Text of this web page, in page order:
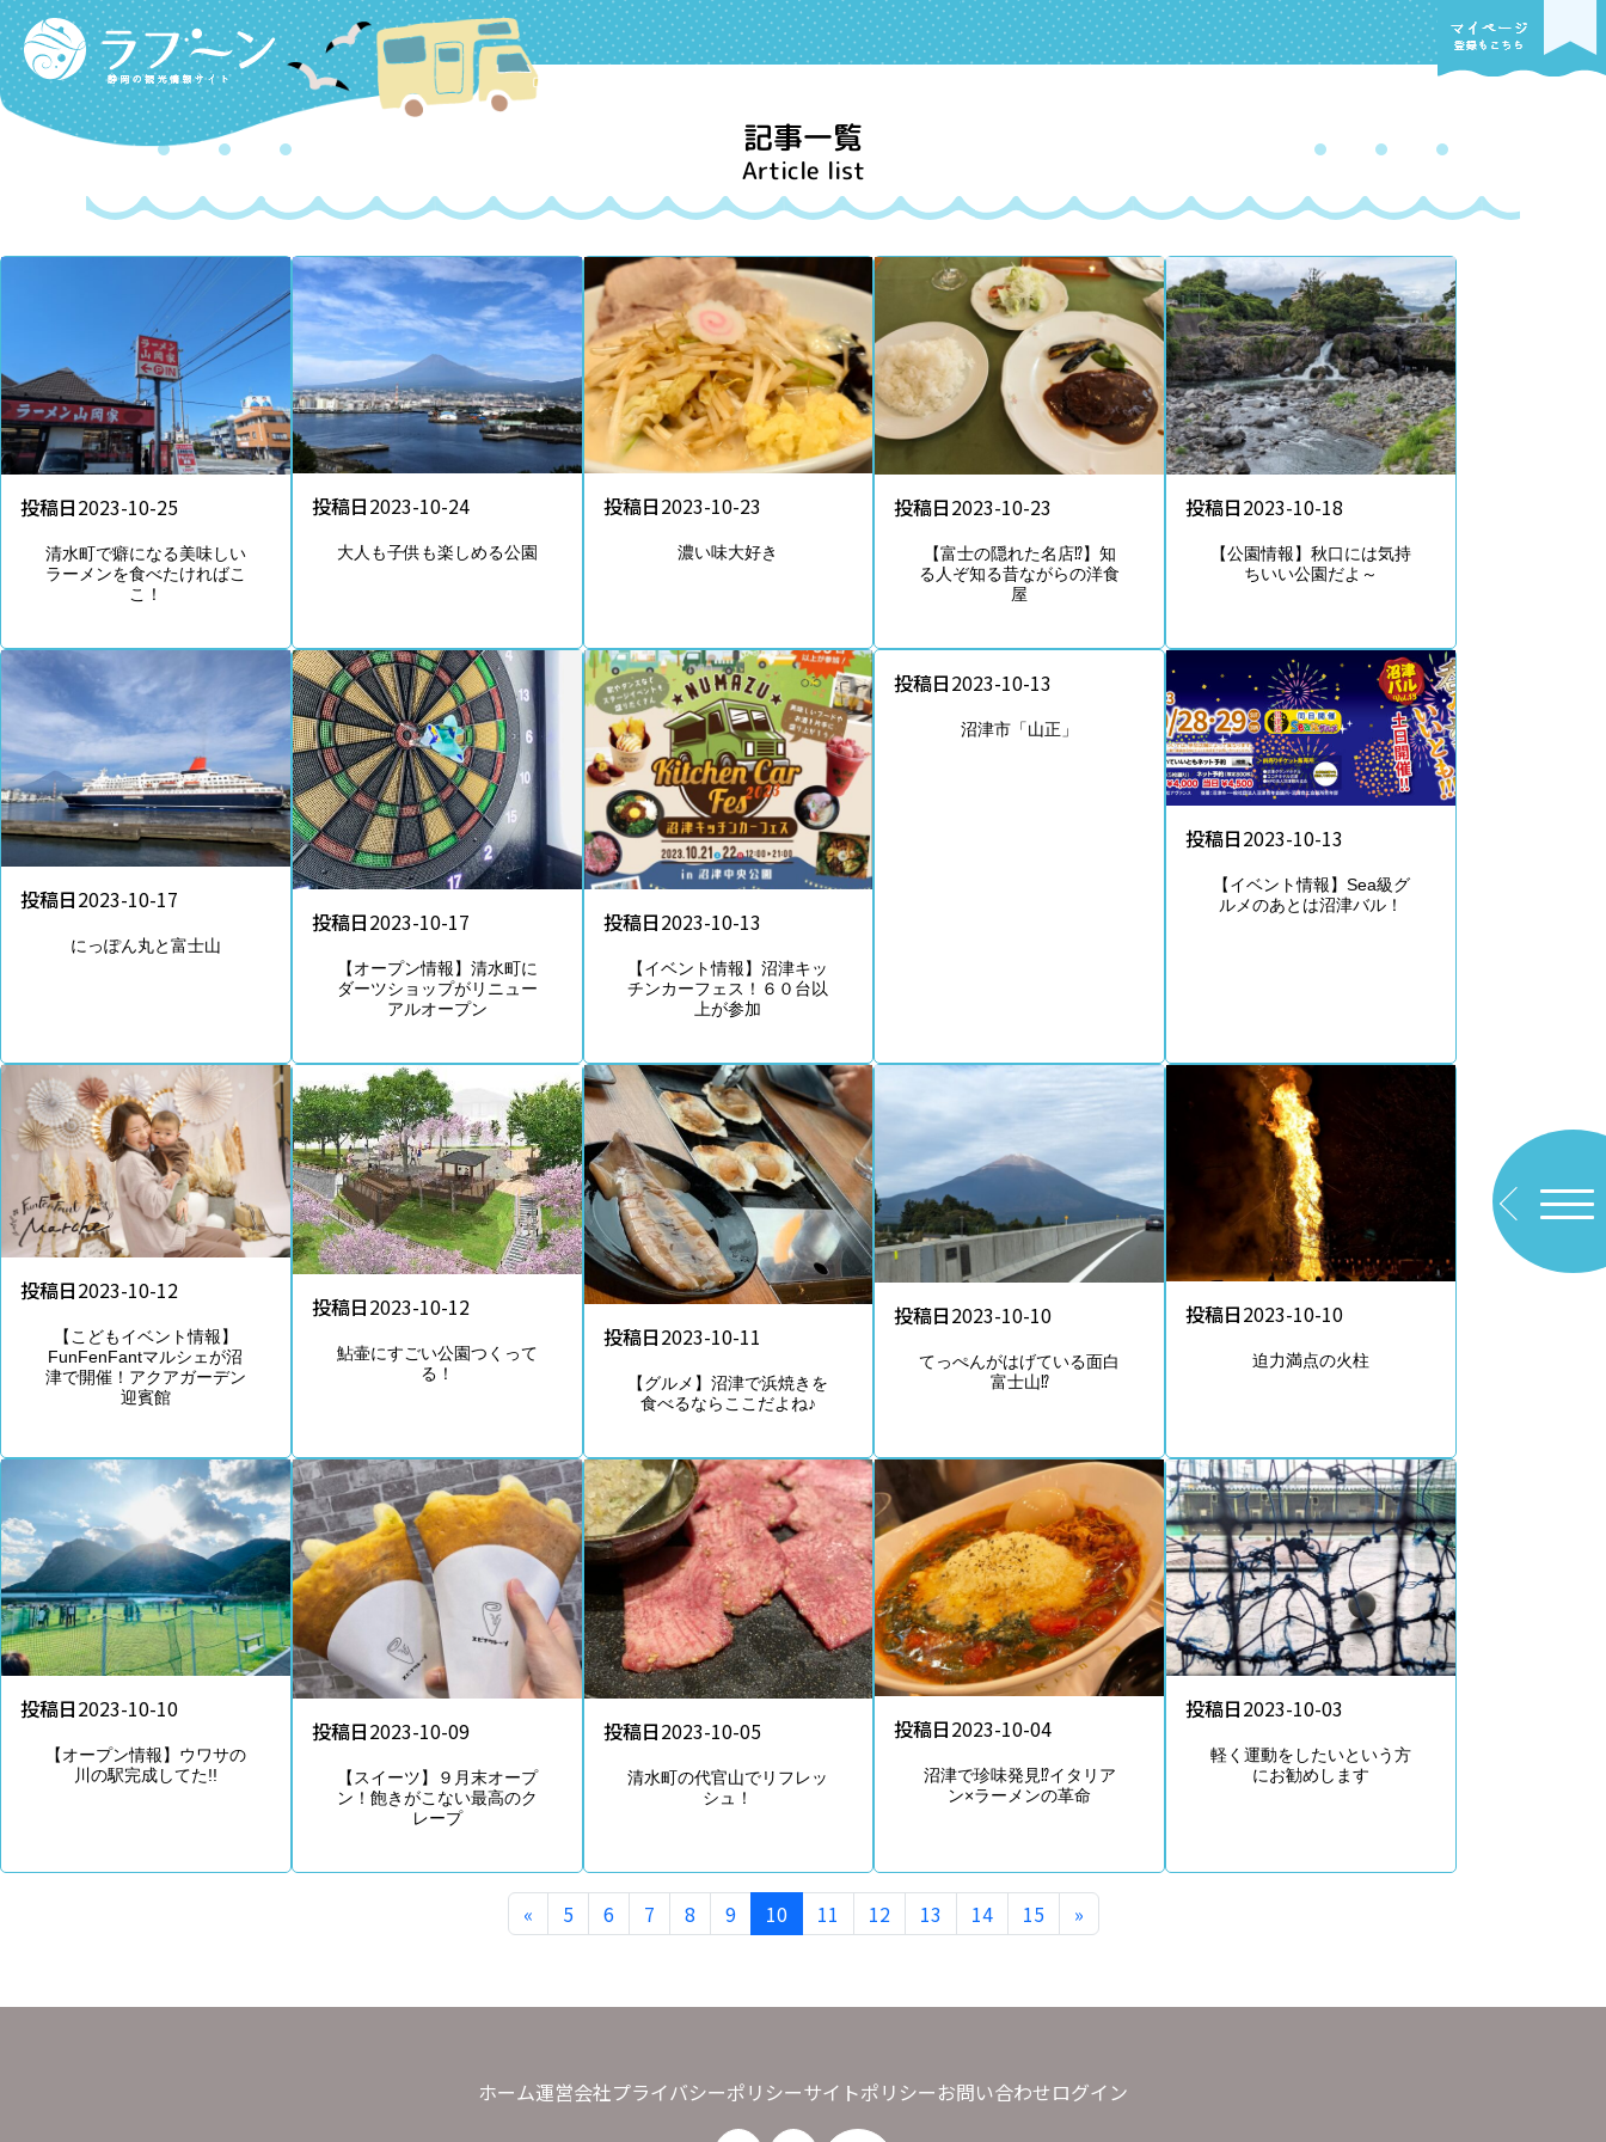
Labooon
記事一覧
Article list
投稿日2023-10-25
清水町で癖になる美味しい
ラーメンを食べたければこ
こ！
投稿日2023-10-24
大人も子供も楽しめる公園
投稿日2023-10-23
濃い味大好き
投稿日2023-10-23
【富士の隠れた名店⁉】知
る人ぞ知る昔ながらの洋食
屋
投稿日2023-10-18
【公園情報】秋口には気持
ちいい公園だよ～
投稿日2023-10-17
にっぽん丸と富士山
投稿日2023-10-17
【オープン情報】清水町に
ダーツショップがリニュー
アルオープン
投稿日2023-10-13
【イベント情報】沼津キッ
チンカーフェス！６０台以
上が参加
投稿日2023-10-13
沼津市「山正」
投稿日2023-10-13
【イベント情報】Sea級グ
ルメのあとは沼津バル！
投稿日2023-10-12
【こどもイベント情報】
FunFenFantマルシェが沼
津で開催！アクアガーデン
迎賓館
投稿日2023-10-12
鮎壷にすごい公園つくって
る！
投稿日2023-10-11
【グルメ】沼津で浜焼きを
食べるならここだよね♪
投稿日2023-10-10
てっぺんがはげている面白
富士山⁉
投稿日2023-10-10
迫力満点の火柱
投稿日2023-10-10
【オープン情報】ウワサの
川の駅完成してた!!
投稿日2023-10-09
【スイーツ】９月末オープ
ン！飽きがこない最高のク
レープ
投稿日2023-10-05
清水町の代官山でリフレッ
シュ！
投稿日2023-10-04
沼津で珍味発見⁉イタリア
ン×ラーメンの革命
投稿日2023-10-03
軽く運動をしたいという方
にお勧めします
« 5 6 7 8 9 10 11 12 13 14 15 »
ホーム運営会社プライバシーポリシーサイトポリシーお問い合わせログイン